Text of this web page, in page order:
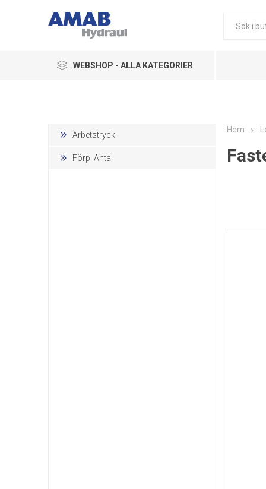
WEBSHOP - ALLA KATEGORIER
Pneumatik
Arbetstryck
Förp. Antal
Hem